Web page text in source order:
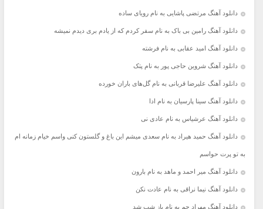
دانلود آهنگ مرتضی پاشایی به نام رویای ساده
دانلود آهنگ رامین بی باک به نام سفر کردم که از یادم بری دیدم نمیشه
دانلود آهنگ امید عقابی به نام فرشته
دانلود آهنگ شروین حاجی پور به نام پتک
دانلود آهنگ علیرضا قربانی به نام گل‌های باران خورده
دانلود آهنگ سینا پارسیان به نام ادا
دانلود آهنگ عرشیاس به نام عادی نی
دانلود آهنگ حمید هیراد به نام سعدی میشم این باغ و گلستون کنی واسم خیام زمانه ام
به تو پرت حواسم
دانلود آهنگ میر احمد و ماهد به نام بارون
دانلود آهنگ نیما نراقی به نام عادت نکن
دانلود آهنگ مهراد جم به نام باز شب شد